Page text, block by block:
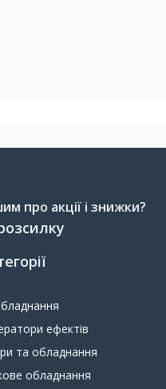
про акції і знижки?
ефектів
та обладнання
обладнання